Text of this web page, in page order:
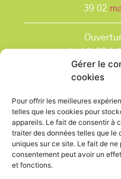
Gérer le
cookies
Pour offrir les meilleures
telles que les cookies pour
appareils. Le fait de consentir à
traiter des données telles que le
uniques sur ce site. Le fait de
consentement peut avoir un
et fonctions.
39 02
et de 14h00 à